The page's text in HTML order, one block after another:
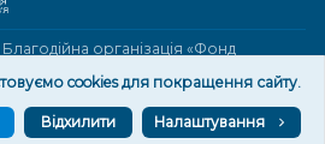
організація «Фонд
неприбутковості - 0036 згідно з
від 06.12.2016 року. Код ЄДРПОУ:
– захист прав людини, кампанії
Місія БО «Фонд милосердя та
cookies для покращення сайту.
Відхилити Налаштування